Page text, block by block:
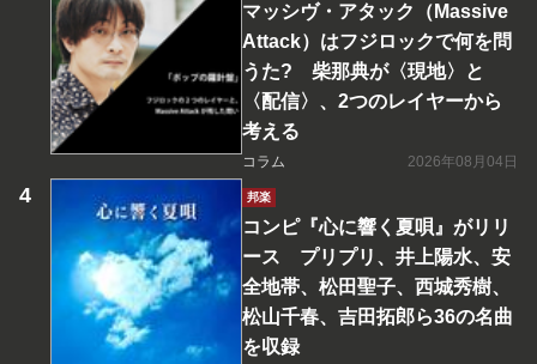
マッシヴ・アタック（Massive
Attack）はフジロックで何を問
うた? 柴那典が〈現地〉と
〈配信〉、2つのレイヤーから
考える
コラム 2026年08月04日
邦楽
コンピ『心に響く夏唄』がリリ
ース プリプリ、井上陽水、安
全地帯、松田聖子、西城秀樹、
松山千春、吉田拓郎ら36の名曲
を収録